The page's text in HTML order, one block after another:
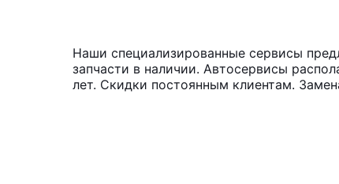
Наши специализированные сервисы
запчасти в наличии. Автосервисы
лет. Скидки постоянным клиентам.